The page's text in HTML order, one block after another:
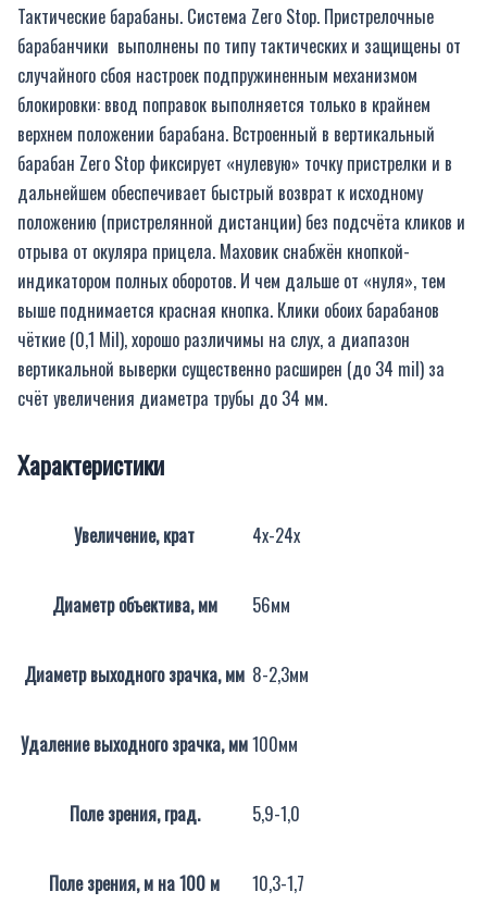
Тактические барабаны. Система Zero Stop. Пристрелочные
барабанчики выполнены по типу тактических и защищены от
случайного сбоя настроек подпружиненным механизмом
блокировки: ввод поправок выполняется только в крайнем
верхнем положении барабана. Встроенный в вертикальный
барабан Zero Stop фиксирует «нулевую» точку пристрелки и в
дальнейшем обеспечивает быстрый возврат к исходному
положению (пристрелянной дистанции) без подсчёта кликов и
отрыва от окуляра прицела. Маховик снабжён кнопкой-
индикатором полных оборотов. И чем дальше от «нуля», тем
выше поднимается красная кнопка. Клики обоих барабанов
чёткие (0,1 Mil), хорошо различимы на слух, а диапазон
вертикальной выверки существенно расширен (до 34 mil) за
счёт увеличения диаметра трубы до 34 мм.
Характеристики
Увеличение, крат 4х-24х
Диаметр объектива, мм 56мм
Диаметр выходного зрачка, мм 8-2,3мм
Удаление выходного зрачка, мм100мм
Поле зрения, град. 5,9-1,0
Поле зрения, м на 100 м 10,3-1,7